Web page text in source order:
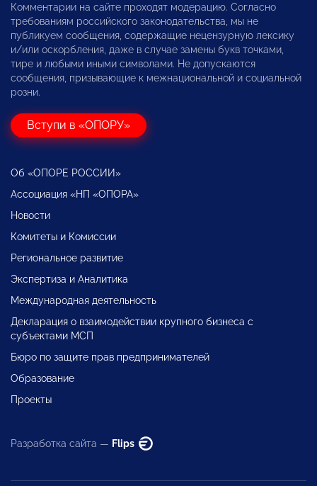
Комментарии на сайте проходят модерацию. Согласно
требованиям российского законодательства, мы не
публикуем сообщения, содержащие нецензурную лексику
и/или оскорбления, даже в случае замены букв точками,
тире и любыми иными символами. Не допускаются
сообщения, призывающие к межнациональной и социальной
розни.
Вступи в «ОПОРУ»
Об «ОПОРЕ РОССИИ»
Ассоциация «НП «ОПОРА»
Новости
Комитеты и Комиссии
Региональное развитие
Экспертиза и Аналитика
Международная деятельность
Декларация о взаимодействии крупного бизнеса с
субъектами МСП
Бюро по защите прав предпринимателей
Образование
Проекты
Разработка сайта — Flips